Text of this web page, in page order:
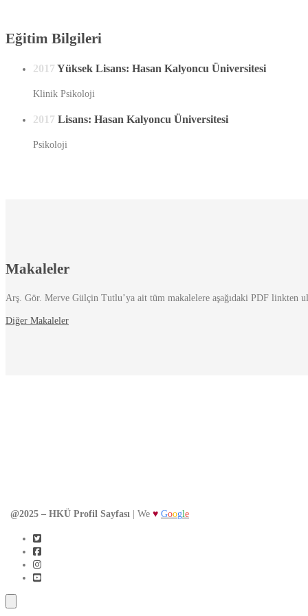
Eğitim Bilgileri
2017 Yüksek Lisans: Hasan Kalyoncu Üniversitesi
Klinik Psikoloji
2017 Lisans: Hasan Kalyoncu Üniversitesi
Psikoloji
Makaleler
Arş. Gör. Merve Gülçin Tutlu’ya ait tüm makalelere aşağıdaki PDF linkten
Diğer Makaleler
@2025 – HKÜ Profil Sayfası | We ♥ Google